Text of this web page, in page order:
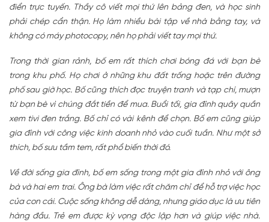
điển trực tuyến. Thầy cô viết mọi thứ lên bảng đen, và học sinh
phải chép cẩn thận. Họ làm nhiều bài tập về nhà bằng tay, và
không có máy photocopy, nên họ phải viết tay mọi thứ.
Trong thời gian rảnh, bố em rất thích chơi bóng đá với bạn bè
trong khu phố. Họ chơi ở những khu đất trống hoặc trên đường
phố sau giờ học. Bố cũng thích đọc truyện tranh và tạp chí, mượn
từ bạn bè vì chúng đắt tiền để mua. Buổi tối, gia đình quây quần
xem tivi đen trắng. Bố chỉ có vài kênh để chọn. Bố em cũng giúp
gia đình với công việc kinh doanh nhỏ vào cuối tuần. Như một sở
thích, bố sưu tầm tem, rất phổ biến thời đó.
Về đời sống gia đình, bố em sống trong một gia đình nhỏ với ông
bà và hai em trai. Ông bà làm việc rất chăm chỉ để hỗ trợ việc học
của con cái. Cuộc sống không dễ dàng, nhưng giáo dục là ưu tiên
hàng đầu. Trẻ em được kỳ vọng độc lập hơn và giúp việc nhà.